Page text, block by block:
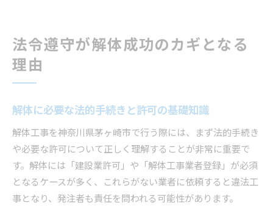
法令遵守が解体成功のカギとなる
理由
解体に必要な法的手続きと許可の基礎知識
解体工事を神奈川県茅ヶ崎市で行う際には、まず法的手続き
や必要な許可について正しく理解することが非常に重要で
す。解体には「建設業許可」や「解体工事業者登録」が必須
となるケースが多く、これらがない業者に依頼すると違法工
事となり、発注者も責任を問われる可能性があります。